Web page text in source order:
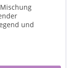
und